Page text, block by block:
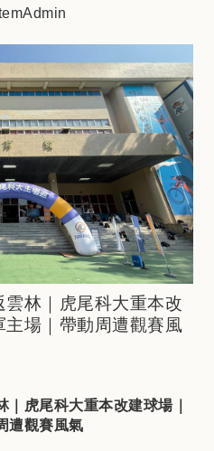
：
雲林｜虎尾科大重本改
場｜帶動周遭觀賽風
｜虎尾科大重本改建球場｜
遭觀賽風氣